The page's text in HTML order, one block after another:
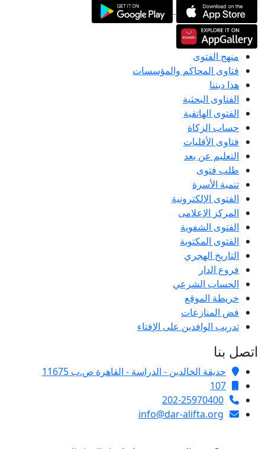
منهج الفتوى
فتاوى المحاكم والمؤسسات
هذا ديننا
الفتاوى البحثية
الفتوى الهاتفية
حساب الزكاة
فتاوى الأقليات
التعليم عن بعد
طلب فتوى
تنمية الأسرة
الفتوى الإلكترونية
المركز الإعلامى
الفتوى الشفوية
الفتوى المكتوبة
التاريخ الهجري
فروع الدار
الحساب الشرعي
خريطة الموقع
فض المنازعات
تدريب الوافدين على الإفتاء
اتصل بنا
حديقة الخالدين - الدراسة - القاهرة ص.ب 11675
107
202-25970400
info@dar-alifta.org